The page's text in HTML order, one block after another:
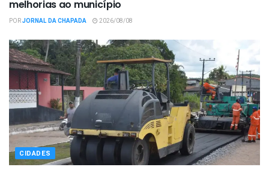
melhorias ao município
PORJORNAL DA CHAPADA 2026/08/08
CIDADES